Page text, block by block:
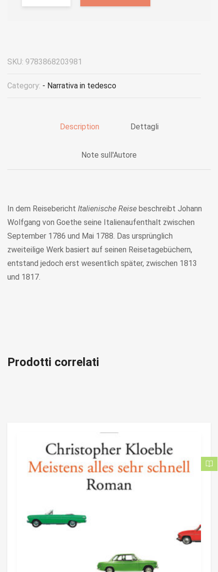
SKU: 9783868203981
Category: - Narrativa in tedesco
Description Dettagli
Note sull'Autore
In dem Reisebericht Italienische Reise beschreibt Johann
Wolfgang von Goethe seine Italienaufenthalt zwischen
September 1786 und Mai 1788. Das ursprünglich
zweiteilige Werk basiert auf seinen Reisetagebüchern,
entstand jedoch erst wesentlich später, zwischen 1813
und 1817.
Prodotti correlati